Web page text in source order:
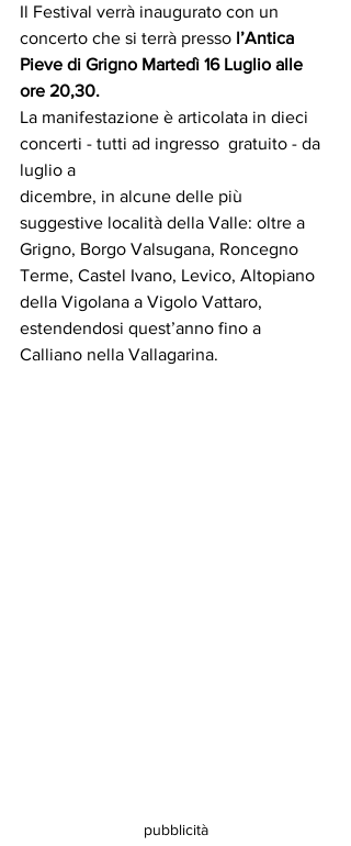
Il Festival verrà inaugurato con un
concerto che si terrà presso l’Antica
Pieve di Grigno Martedì 16 Luglio alle
ore 20,30.
La manifestazione è articolata in dieci
concerti - tutti ad ingresso  gratuito - da
luglio a
dicembre, in alcune delle più
suggestive località della Valle: oltre a
Grigno, Borgo Valsugana, Roncegno
Terme, Castel Ivano, Levico, Altopiano
della Vigolana a Vigolo Vattaro,
estendendosi quest’anno fino a
Calliano nella Vallagarina.
pubblicità